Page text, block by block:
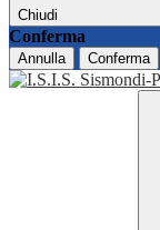
Chiudi
Conferma
Annulla Conferma